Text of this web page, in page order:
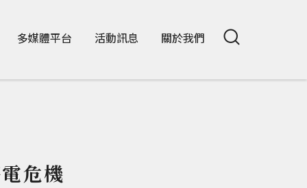
多媒體平台 活動訊息 關於我們
危機